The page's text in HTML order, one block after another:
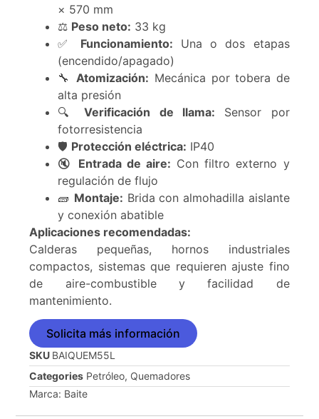
× 570 mm
⚖️ Peso neto: 33 kg
✅ Funcionamiento: Una o dos etapas
(encendido/apagado)
🔧 Atomización: Mecánica por tobera de
alta presión
🔍Verificación de llama: Sensor por
fotorresistencia
🛡️ Protección eléctrica: IP40
🔇 Entrada de aire: Con filtro externo y
regulación de flujo
🧱 Montaje: Brida con almohadilla aislante
y conexión abatible
Aplicaciones recomendadas:
Calderas pequeñas, hornos industriales
compactos, sistemas que requieren ajuste fino
de aire-combustible y facilidad de
mantenimiento.
Solicita más información
SKU BAIQUEM55L
Categories Petróleo, Quemadores
Marca: Baite